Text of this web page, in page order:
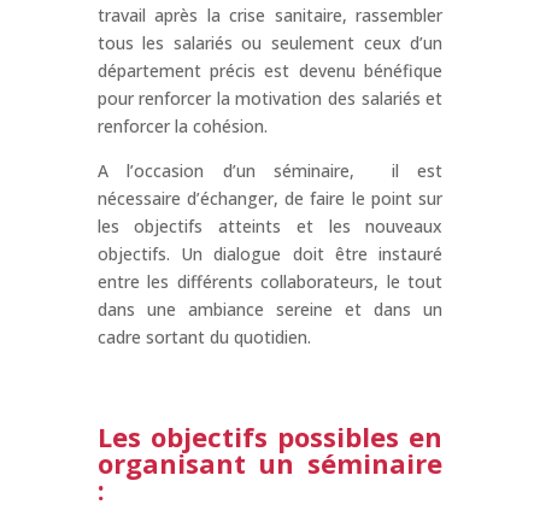
travail après la crise sanitaire, rassembler
tous les salariés ou seulement ceux d’un
département précis est devenu bénéfique
pour renforcer la motivation des salariés et
renforcer la cohésion.
A l’occasion d’un séminaire, il est
nécessaire d’échanger, de faire le point sur
les objectifs atteints et les nouveaux
objectifs. Un dialogue doit être instauré
entre les différents collaborateurs, le tout
dans une ambiance sereine et dans un
cadre sortant du quotidien.
Les objectifs possibles en
organisant un séminaire
: